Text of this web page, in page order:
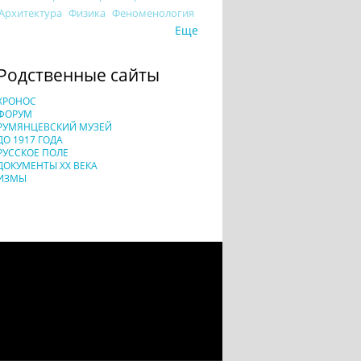
Физика Феноменология
Еще
сайты
МУЗЕЙ
1917 ГОДА
ПОЛЕ
XX ВЕКА